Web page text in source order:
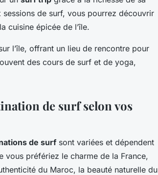
de surf, vous pourrez découvrir
cuisine épicée de l’île.
l’île, offrant un lieu de rencontre pour
des cours de surf et de yoga,
de surf selon vos
de surf sont variées et dépendent
vous préfériez le charme de la France,
du Maroc, la beauté naturelle du